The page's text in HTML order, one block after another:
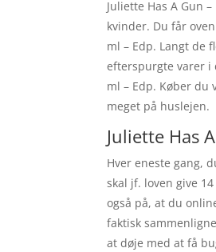
Juliette Has A Gun
kvinder. Du får
ml – Edp. Langt de
efterspurgte varer i
ml – Edp. Køber
meget på huslejen.
Juliette Has
Hver eneste gang,
skal jf. loven give
også på, at du
faktisk
at døje med at få